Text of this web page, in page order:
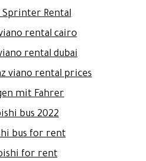
Sprinter Rental
rental cairo
rental dubai
viano rental prices
mit Fahrer
bus 2022
bus for rent
for rent